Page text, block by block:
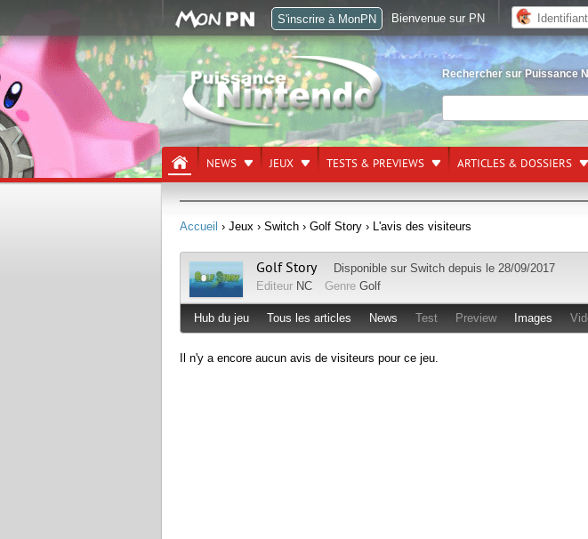
Rechercher sur Puissance
NEWS JEUX TESTS & PREVIEWS ARTICLES & DOSSIERS
Accueil › Jeux › Switch › Golf Story › L'avis des visiteurs
Golf Story Disponible sur Switch depuis le 28/09/2017
Editeur NC Genre Golf
Hub du jeu Tous les articles News Test Preview Images
Il n'y a encore aucun avis de visiteurs pour ce jeu.
S'inscrire à MonPN Bienvenue sur PN